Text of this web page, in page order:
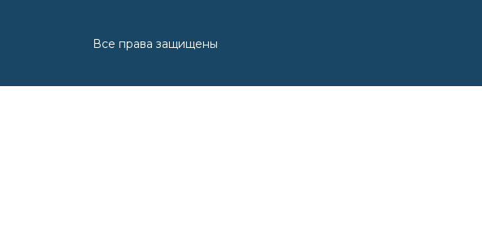
Все права защищены